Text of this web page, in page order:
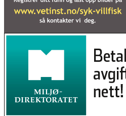
nikkel i hysa
02. mars 2026
Judge sides with
administration in
27. februar 2026
Her ser du hvor mye